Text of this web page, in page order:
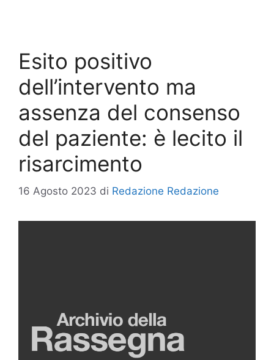
Esito positivo
dell’intervento ma
assenza del consenso
del paziente: è lecito il
risarcimento
16 Agosto 2023 di Redazione Redazione